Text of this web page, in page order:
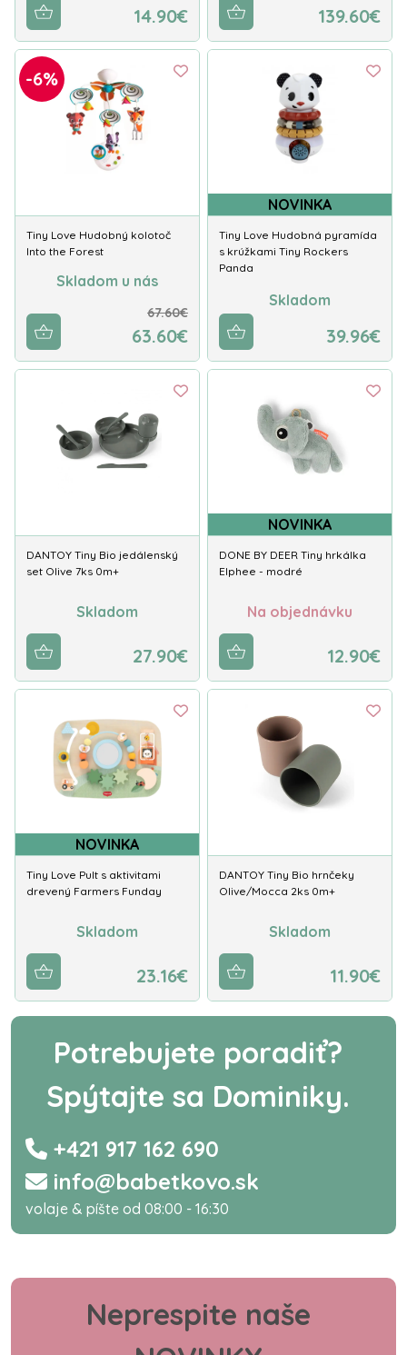
14.90€ 139.60€
-6%
Tiny Love Hudobný kolotoč
Into the Forest
Skladom u nás
67.60€
63.60€
NOVINKA
Tiny Love Hudobná pyramída
s krúžkami Tiny Rockers
Panda
Skladom
39.96€
DANTOY Tiny Bio jedálenský
set Olive 7ks 0m+
Skladom
27.90€
NOVINKA
DONE BY DEER Tiny hrkálka
Elphee - modré
Na objednávku
12.90€
NOVINKA
Tiny Love Pult s aktivitami
drevený Farmers Funday
Skladom
23.16€
DANTOY Tiny Bio hrnčeky
Olive/Mocca 2ks 0m+
Skladom
11.90€
Potrebujete poradiť?
Spýtajte sa Dominiky.
+421 917 162 690
info@babetkovo.sk
volaje & píšte od 08:00 - 16:30
Neprespite naše